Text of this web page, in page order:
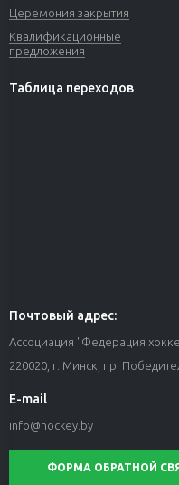
Церемония закрытия
Квалификационные
предложения
Таблица переходов
Почтовый адрес:
Ассоциация "Федерация
220020, г. Минск, пр.
E-mail
info@hockey.by
ФОРМА ОБРАТНОЙ